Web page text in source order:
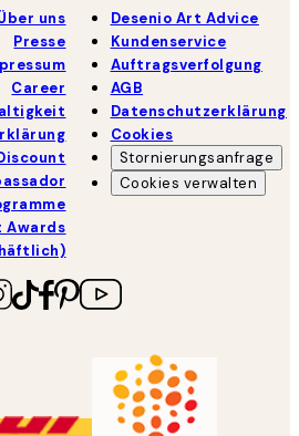
uns
Presse
Career
Awards
Desenio Art Advice
Kundenservice
Auftragsverfolgung
AGB
Datenschutzerklärung
Cookies
Stornierungsanfrage
Cookies verwalten